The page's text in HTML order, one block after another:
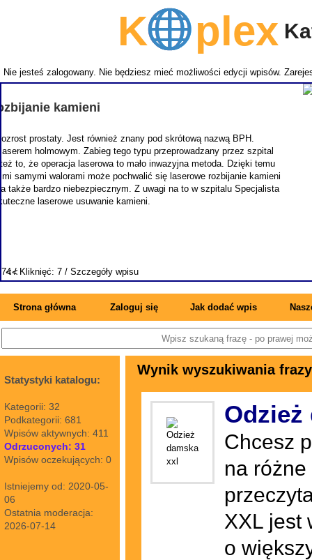
Kplex
Nie jesteś zalogowany. Nie będziesz mieć możliwości edycji wpisów.
Strona główna Zaloguj się Jak dodać wpis
Statystyki katalogu:
Kategorii: 32
Podkategorii: 681
Wpisów aktywnych: 411
Odrzuconych: 31
Wpisów oczekujących: 0
Istniejemy od: 2020-05-
06
Ostatnia moderacja:
2026-07-14
Wynik wyszukiwania
Odzież
Chcesz
na
XXL jest
o